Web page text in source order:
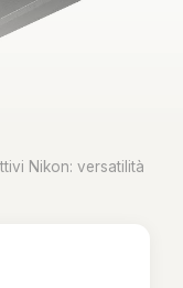
Nikon: versatilità